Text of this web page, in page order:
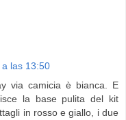
las 13:50
via camicia è bianca. E
la base pulita del kit
in rosso e giallo, i due